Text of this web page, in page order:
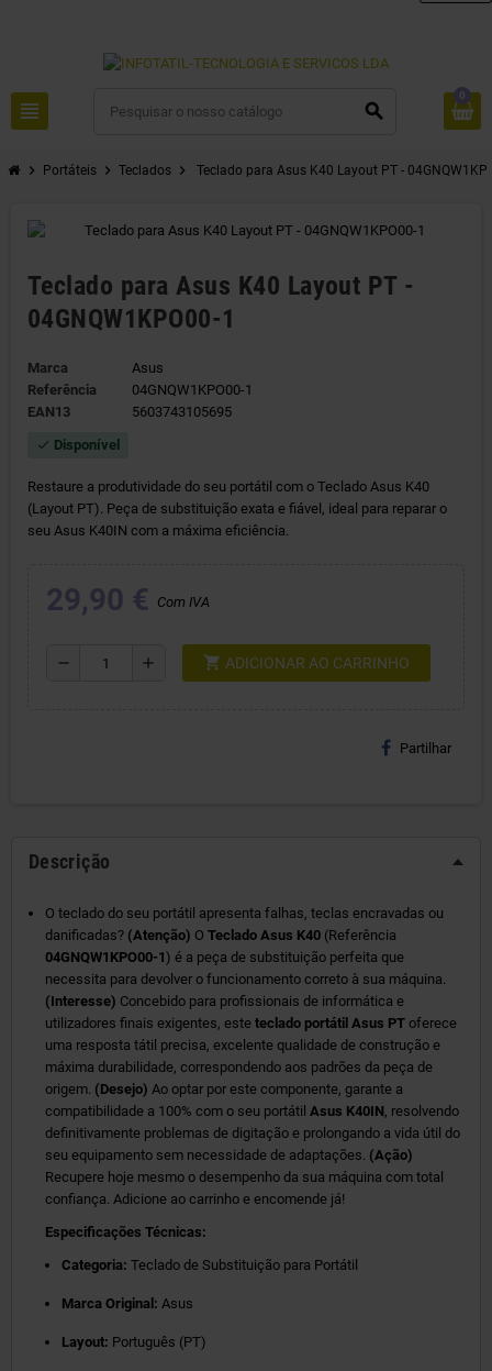
view_headline search
0
chevron_right Portáteis chevron_right Teclados chevron_right Teclado para Asus K40 Layout PT -
Teclado para Asus K40 Layout PT -
04GNQW1KPO00-1
Marca
Asus
Referência
04GNQW1KPO00-1
EAN13
5603743105695
check Disponível
Restaure a produtividade do seu portátil com o Teclado Asus K40
(Layout PT). Peça de substituição exata e fiável, ideal para reparar o
seu Asus K40IN com a máxima eficiência.
29,90 € Com IVA
remove add shopping_cart ADICIONAR AO CARRINHO
Partilhar
Descrição
O teclado do seu portátil apresenta falhas, teclas encravadas ou
danificadas? (Atenção) O Teclado Asus K40 (Referência
04GNQW1KPO00-1) é a peça de substituição perfeita que
necessita para devolver o funcionamento correto à sua máquina.
(Interesse) Concebido para profissionais de informática e
utilizadores finais exigentes, este teclado portátil Asus PT oferece
uma resposta tátil precisa, excelente qualidade de construção e
máxima durabilidade, correspondendo aos padrões da peça de
origem. (Desejo) Ao optar por este componente, garante a
compatibilidade a 100% com o seu portátil Asus K40IN, resolvendo
definitivamente problemas de digitação e prolongando a vida útil do
seu equipamento sem necessidade de adaptações. (Ação)
Recupere hoje mesmo o desempenho da sua máquina com total
confiança. Adicione ao carrinho e encomende já!
Especificações Técnicas:
Categoria: Teclado de Substituição para Portátil
Marca Original: Asus
Layout: Português (PT)